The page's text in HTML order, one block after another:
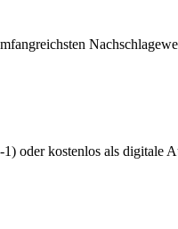
oder kostenlos als digitale